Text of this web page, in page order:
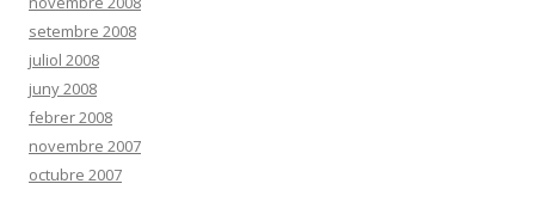
setembre 2008
juliol 2008
juny 2008
febrer 2008
novembre 2007
octubre 2007